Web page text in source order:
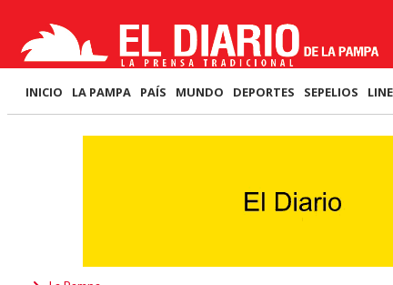
INICIO LA PAMPA PAÍS MUNDO DEPORTES SEPELIOS